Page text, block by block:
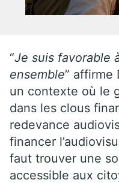
“Je suis favorable
ensemble” affirme
un contexte où le
dans les clous
redevance
financer
faut trouver une
accessible aux